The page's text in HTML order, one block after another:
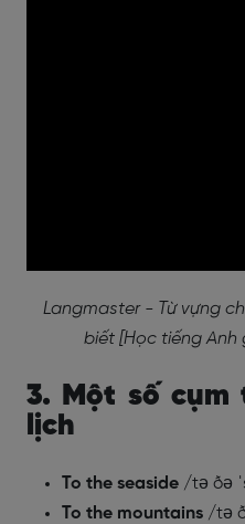
Langmaster - Từ vựng
biết [Học tiếng Anh
3. Một số
lịch
To the seaside /tə ðə
To the mountains /tə